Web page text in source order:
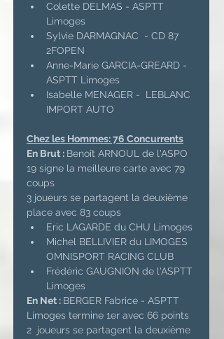
Colette DELMAS - ASPTT
Limoges
Sylvie DARMAGNAC  - CD 87
2FOPEN
Anne-Marie GARCIA-GREARD -
ASPTT Limoges
Isabelle MENAGER -  LEBLANC
IMPORT AUTO
Chez les Hommes: 76 Concurrents
En Brut : Benoît ARNOUL de l'ASPO
19 signe la meilleure carte avec 79
coups
3 joueurs se partagent la deuxième
place avec 83 coups
Eric LAGARDE du CHU Limoges
Michel BELLIVIER du LIMOGES
OMNISPORT RACING CLUB
Frédéric GAUGNION de l'ASPTT
Limoges
En Net : BERGER Fabrice - ASPTT
Limoges termine 1er avec 66 points
2  joueurs se partagent la deuxième